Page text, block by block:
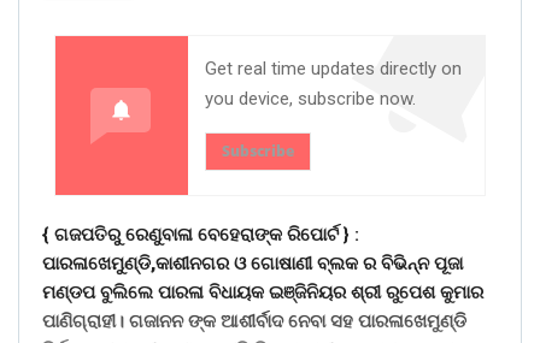
Get real time updates directly on
you device, subscribe now.
Subscribe
{ ଗଜପତିରୁ ରେଣୁବାଳା ବେହେରାଙ୍କ ରିପୋର୍ଟ } :
ପାରଳାଖେମୁଣ୍ଡି,କାଶୀନଗର ଓ ଗୋଷାଣୀ ବ୍ଲକ ର ବିଭିନ୍ନ ପୂଜା
ମଣ୍ଡପ ବୁଲିଲେ ପାରଳା ବିଧାୟକ ଇଞ୍ଜିନିୟର ଶ୍ରୀ ରୁପେଶ କୁମାର
ପାଣିଗ୍ରାହୀ। ଗଜାନନ ଙ୍କ ଆଶୀର୍ବାଦ ନେବା ସହ ପାରଳାଖେମୁଣ୍ଡି